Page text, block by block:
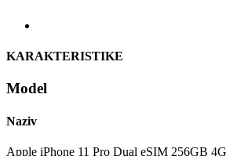
KARAKTERISTIKE
Model
Naziv
Apple iPhone 11 Pro Dual eSIM 256GB